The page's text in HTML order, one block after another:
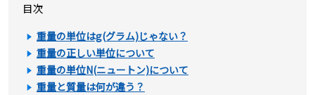
目次
重量の単位はg(グラム)じゃない？
重量の正しい単位について
重量の単位N(ニュートン)について
重量と質量は何が違う？